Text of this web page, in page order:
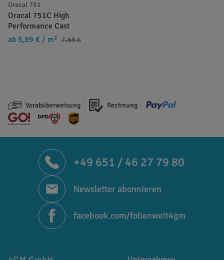
Oracal 751
Oracal 751C High
Performance Cast
ab 5,99 € / m² 7,69 €
Vorabüberweisung Rechnung
+49 651 / 46 27 79 80
Newsletter abonnieren
facebook.com/folienwelt4gm